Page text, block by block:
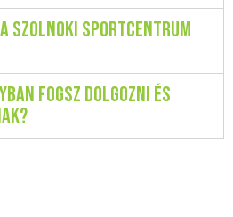
Szolnoki Sportcentrum
fogsz dolgozni és